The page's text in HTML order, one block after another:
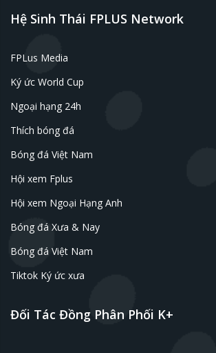
Hệ Sinh Thái FPLUS Network
FPLus Media
Ký ức World Cup
Ngoại hạng 24h
Thích bóng đá
Bóng đá Việt Nam
Hội xem Fplus
Hội xem Ngoại Hạng Anh
Bóng đá Xưa & Nay
Bóng đá Việt Nam
Tiktok Ký ức xưa
Đối Tác Đồng Phân Phối K+